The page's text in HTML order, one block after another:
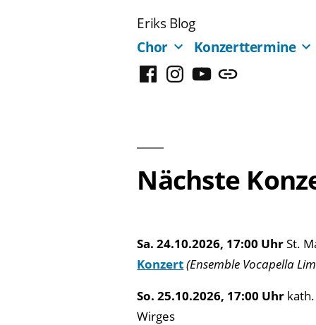
Eriks Blog
Chor
Konzerttermine
FacebookInstagram
YouTubeMastodon
Nächste
Sa. 24.10.2026, 17:00 UhrSt.
Konzert(Ensemble Vocapella
So. 25.10.2026, 17:00 Uhr
Wirges